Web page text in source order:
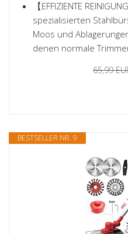
【EFFIZIENTE
spezialisierten
Moos und
denen normale
65,99
BESTSELLER NR. 9